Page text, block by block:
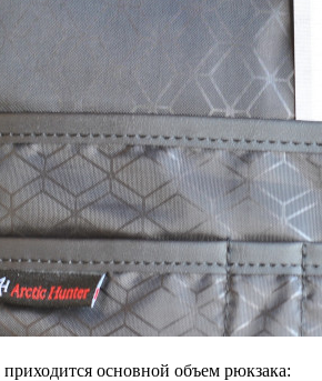
основной объем рюкзака: